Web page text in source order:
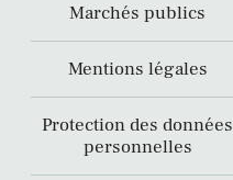
Marchés publics
Mentions légales
Protection des données
personnelles